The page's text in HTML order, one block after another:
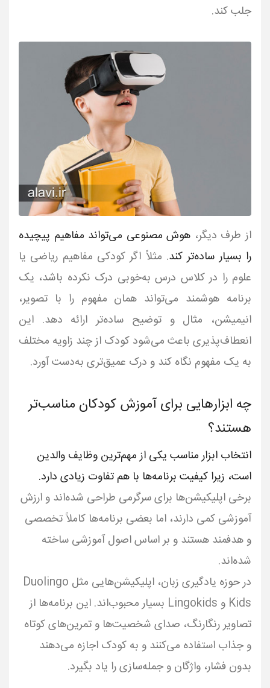
جلب کند.
از طرف دیگر، هوش مصنوعی می‌تواند مفاهیم پیچیده
را بسیار ساده‌تر کند. مثلاً اگر کودکی مفاهیم ریاضی یا
علوم را در کلاس درس به‌خوبی درک نکرده باشد، یک
برنامه هوشمند می‌تواند همان مفهوم را با تصویر،
انیمیشن، مثال و توضیح ساده‌تر ارائه دهد. این
انعطاف‌پذیری باعث می‌شود کودک از چند زاویه مختلف
به یک مفهوم نگاه کند و درک عمیق‌تری به‌دست آورد.
چه ابزارهایی برای آموزش کودکان مناسب‌تر
هستند؟
انتخاب ابزار مناسب یکی از مهم‌ترین وظایف والدین
است، زیرا کیفیت برنامه‌ها با هم تفاوت زیادی دارد.
برخی اپلیکیشن‌ها برای سرگرمی طراحی شده‌اند و ارزش
آموزشی کمی دارند، اما بعضی برنامه‌ها کاملاً تخصصی
و هدفمند هستند و بر اساس اصول آموزشی ساخته
در حوزه یادگیری زبان، اپلیکیشن‌هایی مثل Duolingo
Kids و Lingokids بسیار محبوب‌اند. این برنامه‌ها از
تصاویر رنگارنگ، صدای شخصیت‌ها و تمرین‌های کوتاه
و جذاب استفاده می‌کنند و به کودک اجازه می‌دهند
بدون فشار، واژگان و جمله‌سازی را یاد بگیرد.